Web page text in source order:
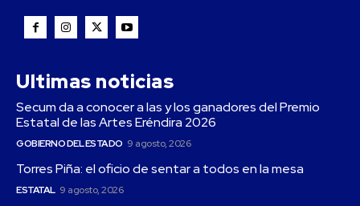
Ultimas noticias
Secum da a conocer a las y los ganadores del Premio
Estatal de las Artes Eréndira 2026
GOBIERNO DEL ESTADO 9 agosto, 2026
Torres Piña: el oficio de sentar a todos en la mesa
ESTATAL 9 agosto, 2026